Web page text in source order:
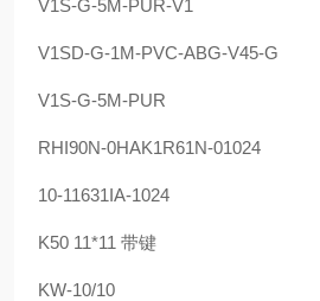
V1S-G-5M-PUR-V1
V1SD-G-1M-PVC-ABG-V45-G
V1S-G-5M-PUR
RHI90N-0HAK1R61N-01024
10-11631IA-1024
K50 11*11 带键
KW-10/10